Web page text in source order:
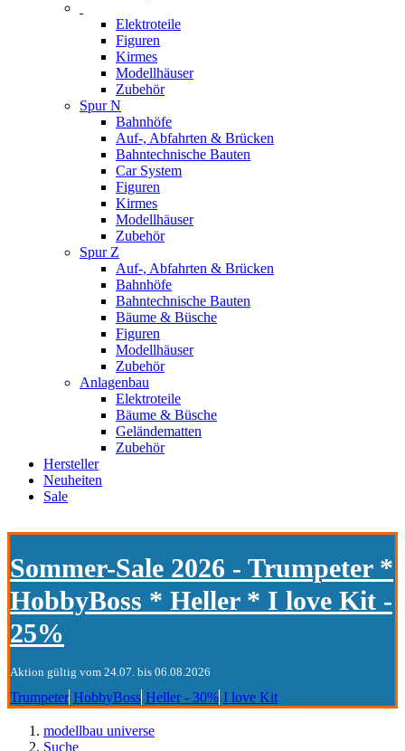
Elektroteile
Figuren
Kirmes
Modellhäuser
Zubehör
Spur N
Bahnhöfe
Auf-, Abfahrten & Brücken
Bahntechnische Bauten
Car System
Figuren
Kirmes
Modellhäuser
Zubehör
Spur Z
Auf-, Abfahrten & Brücken
Bahnhöfe
Bahntechnische Bauten
Bäume & Büsche
Figuren
Modellhäuser
Zubehör
Anlagenbau
Elektroteile
Bäume & Büsche
Geländematten
Zubehör
Hersteller
Neuheiten
Sale
Sommer-Sale 2026 - Trumpeter *
HobbyBoss * Heller * I love Kit -
25%
Aktion gültig vom 24.07. bis 06.08.2026
Trumpeter HobbyBoss Heller - 30% I love Kit
modellbau universe
Suche